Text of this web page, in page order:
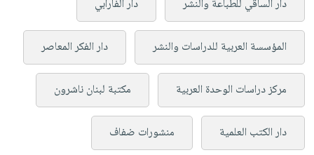
دار الساقي للطباعة والنشر دار الفارابي
المؤسسة العربية للدراسات والنشر دار الفكر المعاصر
مركز دراسات الوحدة العربية مكتبة لبنان ناشرون
دار الكتب العلمية منشورات ضفاف